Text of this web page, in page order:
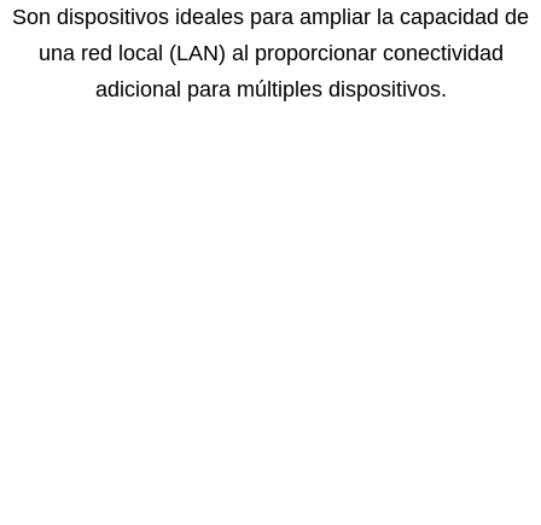
Son dispositivos ideales para ampliar la capacidad de
una red local (LAN) al proporcionar conectividad
adicional para múltiples dispositivos.